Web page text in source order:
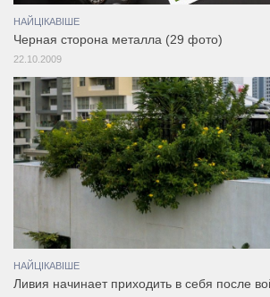
НАЙЦІКАВІШЕ
Черная сторона металла (29 фото)
22.10.2009
НАЙЦІКАВІШЕ
Ливия начинает приходить в себя после